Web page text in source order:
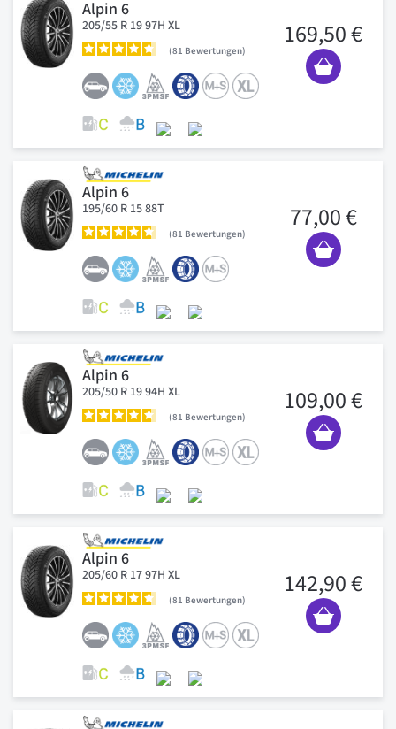
Alpin 6
205/55 R 19 97H XL
81 Bewertungen
169,50 €
Alpin 6
195/60 R 15 88T
81 Bewertungen
77,00 €
Alpin 6
205/50 R 19 94H XL
81 Bewertungen
109,00 €
Alpin 6
205/60 R 17 97H XL
81 Bewertungen
142,90 €